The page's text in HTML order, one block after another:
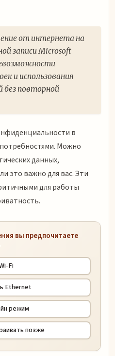
от интернета на
записи Microsoft
и использования
без повторной
в
Можно
данных,
это важно для вас. Эти
для работы
вы предпочитаете
Fi
Ethernet
режим
позже